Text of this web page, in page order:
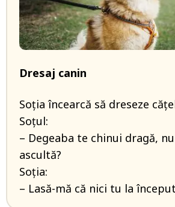
Dresaj canin
Soția încearcă să dreseze
Soțul:
– Degeaba te chinui dragă,
ascultă?
Soția:
– Lasă-mă că nici tu la